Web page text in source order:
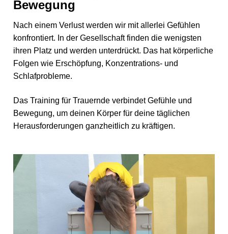
Bewegung
Nach einem Verlust werden wir mit allerlei Gefühlen
konfrontiert. In der Gesellschaft finden die wenigsten
ihren Platz und werden unterdrückt. Das hat körperliche
Folgen wie Erschöpfung, Konzentrations- und
Schlafprobleme.
Das Training für Trauernde verbindet Gefühle und
Bewegung, um deinen Körper für deine täglichen
Herausforderungen ganzheitlich zu kräftigen.